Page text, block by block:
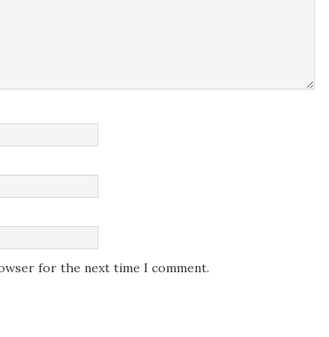
for the next time I comment.